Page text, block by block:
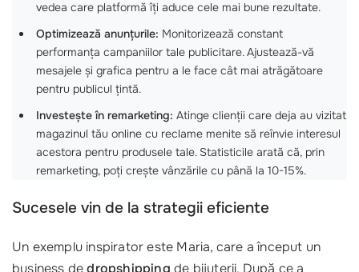
vedea care platformă îți aduce cele mai bune rezultate.
Optimizează anunțurile: Monitorizează constant
performanța campaniilor tale publicitare. Ajustează-vă
mesajele și grafica pentru a le face cât mai atrăgătoare
pentru publicul țintă.
Investește în remarketing: Atinge clienții care deja au vizitat
magazinul tău online cu reclame menite să reînvie interesul
acestora pentru produsele tale. Statisticile arată că, prin
remarketing, poți crește vânzările cu până la 10-15%.
Sucesele vin de la strategii eficiente
Un exemplu inspirator este Maria, care a început un
business dedropshipping de bijuterii. După ce a